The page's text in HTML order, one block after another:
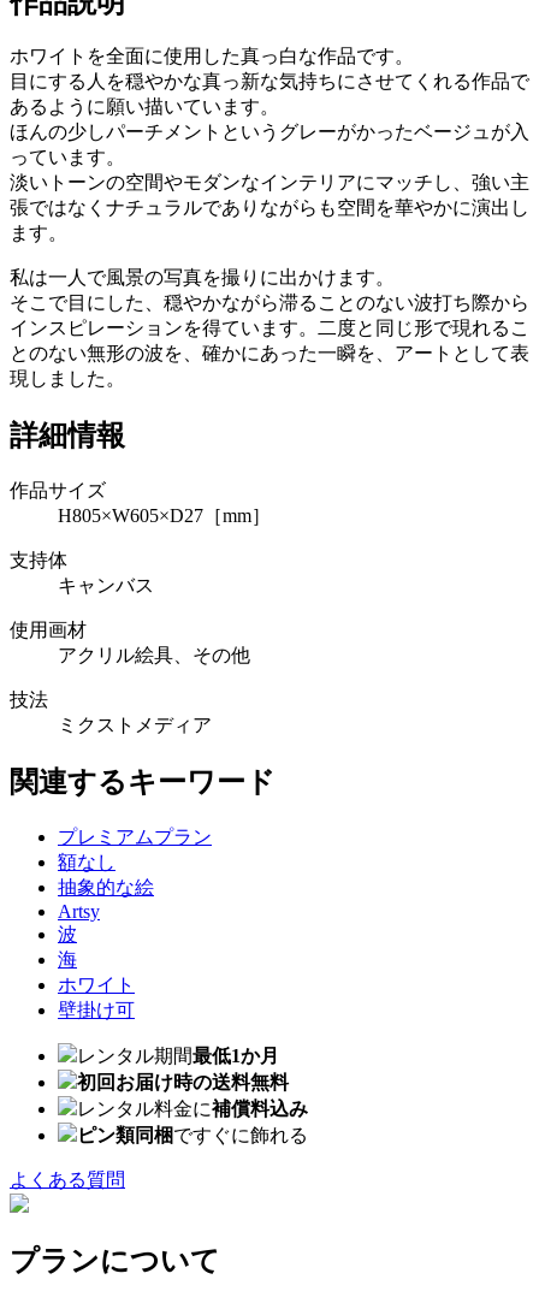
ホワイトを全面に使用した真っ白な作品です。
目にする人を穏やかな真っ新な気持ちにさせてくれる作品で
あるように願い描いています。
ほんの少しパーチメントというグレーがかったベージュが入
っています。
淡いトーンの空間やモダンなインテリアにマッチし、強い主
張ではなくナチュラルでありながらも空間を華やかに演出し
ます。
私は一人で風景の写真を撮りに出かけます。
そこで目にした、穏やかながら滞ることのない波打ち際から
インスピレーションを得ています。二度と同じ形で現れるこ
とのない無形の波を、確かにあった一瞬を、アートとして表
現しました。
詳細情報
作品サイズ
H805×W605×D27［mm］
支持体
キャンバス
使用画材
アクリル絵具、その他
技法
ミクストメディア
関連するキーワード
プレミアムプラン
額なし
抽象的な絵
Artsy
波
海
ホワイト
壁掛け可
レンタル期間最低1か月
初回お届け時の送料無料
レンタル料金に補償料込み
ピン類同梱ですぐに飾れる
よくある質問
プランについて